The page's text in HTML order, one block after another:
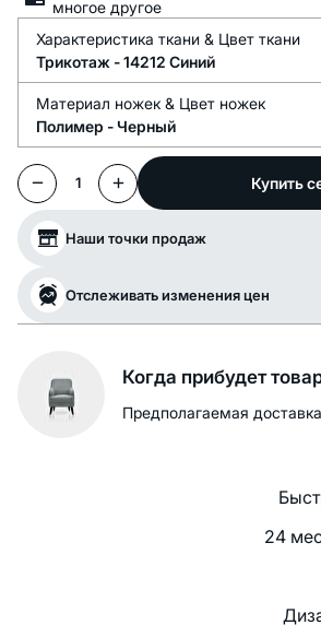
многое другое
Характеристика ткани & Цвет ткани
Трикотаж -14212 Синий
Материал ножек & Цвет ножек
Полимер - Черный
1 Купить
Наши точки продаж
Отслеживать изменения цен
Когда прибудет
Предполагаемая доставка
24